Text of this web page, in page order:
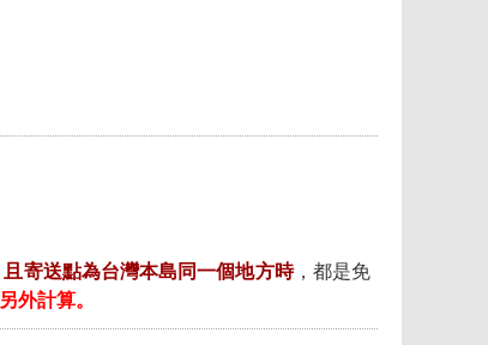
寄送點為台灣本島同一個地方時，都是免
外計算。